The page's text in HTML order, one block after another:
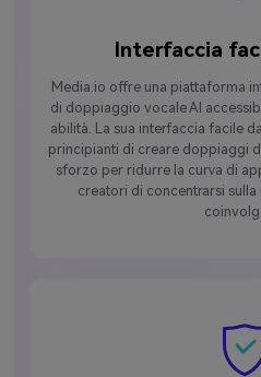
Interfaccia
Media.io offre una piattaforma
di doppiaggio vocale AI
abilità. La sua interfaccia facile
principianti di creare doppiaggi
sforzo per ridurre la curva di
creatori di concentrarsi